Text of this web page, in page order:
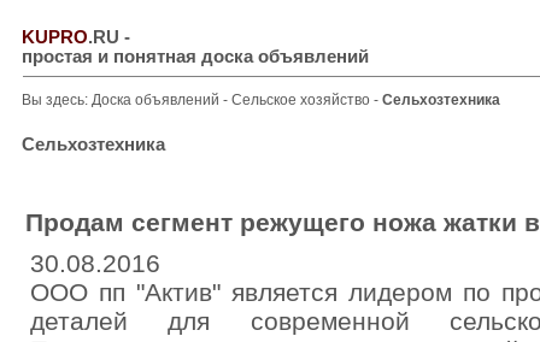
KUPRO.RU -
простая и понятная доска объявлений
Вы здесь: Доска объявлений - Сельское хозяйство - Сельхозтехника
Сельхозтехника
Продам сегмент режущего ножа жатки
30.08.2016
ООО пп "Актив" является лидером по
деталей для современной